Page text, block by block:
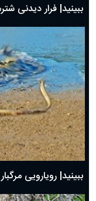
ببینید| فرار دیدنی
ببینید| رویارویی